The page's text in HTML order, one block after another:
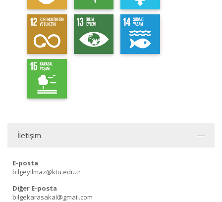
İletişim
E-posta
bilgeyilmaz@ktu.edu.tr
Diğer E-posta
bilgekarasakal@gmail.com